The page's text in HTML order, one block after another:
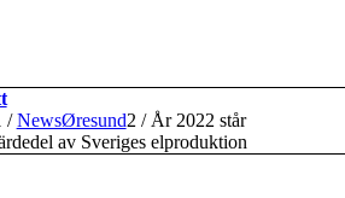
/ NewsØresund2 / År 2022 står
av Sveriges elproduktion